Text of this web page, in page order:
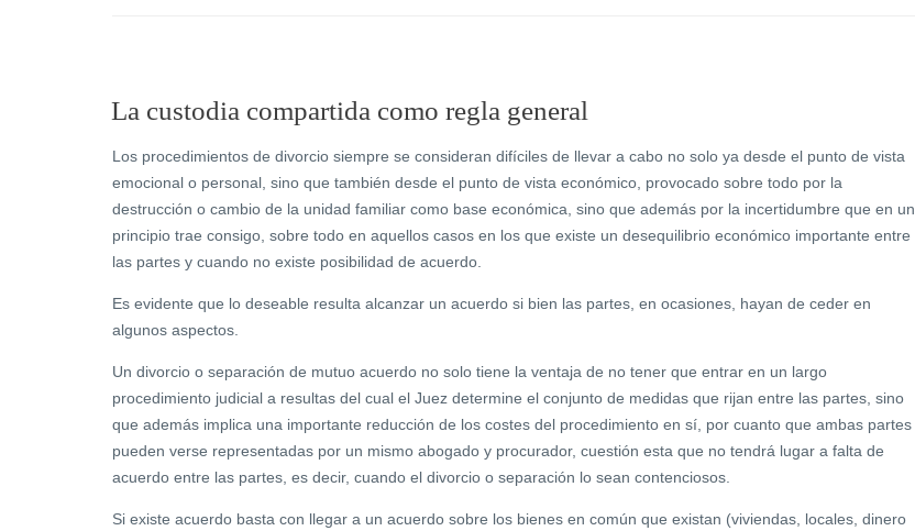
La custodia compartida como regla general
Los procedimientos de divorcio siempre se consideran difíciles de llevar a cabo no solo ya desde el punto de vista
emocional o personal, sino que también desde el punto de vista económico, provocado sobre todo por la
destrucción o cambio de la unidad familiar como base económica, sino que además por la incertidumbre que en un
principio trae consigo, sobre todo en aquellos casos en los que existe un desequilibrio económico importante entre
las partes y cuando no existe posibilidad de acuerdo.
Es evidente que lo deseable resulta alcanzar un acuerdo si bien las partes, en ocasiones, hayan de ceder en
algunos aspectos.
Un divorcio o separación de mutuo acuerdo no solo tiene la ventaja de no tener que entrar en un largo
procedimiento judicial a resultas del cual el Juez determine el conjunto de medidas que rijan entre las partes, sino
que además implica una importante reducción de los costes del procedimiento en sí, por cuanto que ambas partes
pueden verse representadas por un mismo abogado y procurador, cuestión esta que no tendrá lugar a falta de
acuerdo entre las partes, es decir, cuando el divorcio o separación lo sean contenciosos.
Si existe acuerdo basta con llegar a un acuerdo sobre los bienes en común que existan (viviendas, locales, dinero